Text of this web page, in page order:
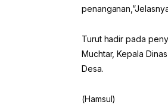
Turut hadir pada
Muchtar, Kepala
Desa.
(Hamsul)